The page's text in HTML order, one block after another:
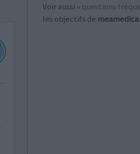
Voir aussi « questions
les objectifs de